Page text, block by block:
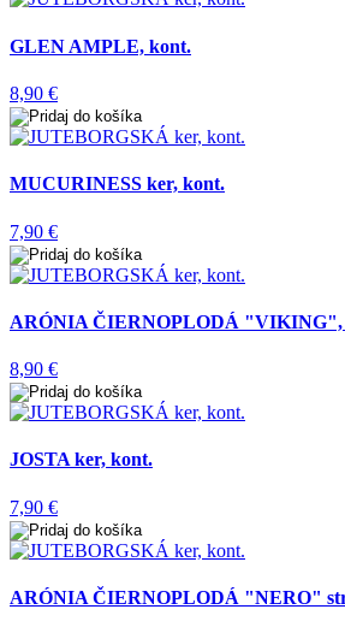
GLEN AMPLE, kont.
8,90 €
MUCURINESS ker, kont.
7,90 €
ARÓNIA ČIERNOPLODÁ "VIKING",
8,90 €
JOSTA ker, kont.
7,90 €
ARÓNIA ČIERNOPLODÁ "NERO"